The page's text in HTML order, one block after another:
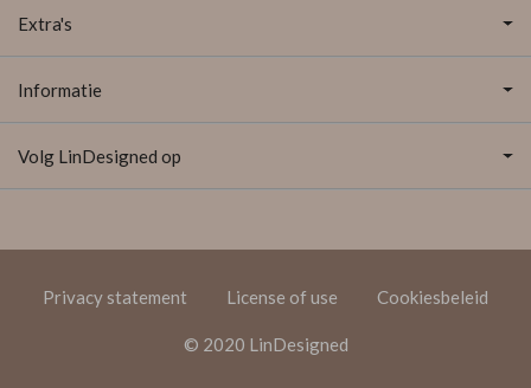
Extra's
Informatie
Volg LinDesigned op
Privacy statement License of use Cookiesbeleid
© 2020 LinDesigned